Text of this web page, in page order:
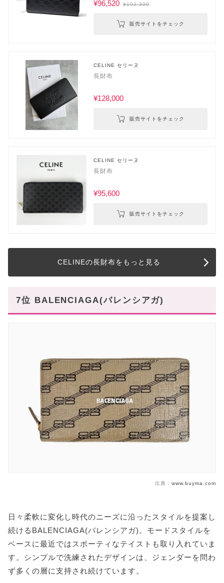
¥96,520 ¥102,300
販売サイトをチェック
CELINE セリーヌ
長財布
¥128,000
販売サイトをチェック
CELINE セリーヌ
長財布
¥95,600
販売サイトをチェック
CELINEの長財布をもっと見る
7位 BALENCIAGA(バレンシアガ)
出典： www.buyma.com
日々柔軟に変化し時代のニーズに沿ったスタイルを提案し
続けるBALENCIAGA(バレンシアガ)。モードスタイルを
ベースに最近ではスポーティなテイストも取り入れていま
す。シンプルで洗練されたデザインは、ジェンダーを問わ
ず多くの層に支持され続けています。